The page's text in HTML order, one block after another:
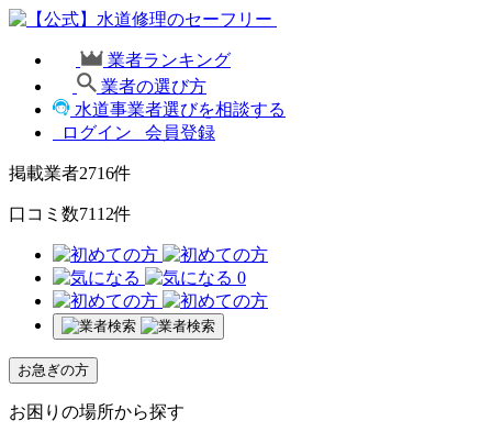
業者ランキング
業者の選び方
水道事業者選びを相談する
ログイン
会員登録
掲載業者2716件
口コミ数7112件
0
お急ぎの方
お困りの場所から探す